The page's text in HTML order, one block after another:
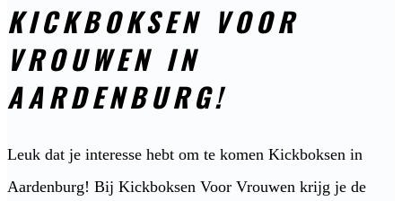
KICKBOKSEN VOOR
VROUWEN IN
AARDENBURG!
Leuk dat je interesse hebt om te komen Kickboksen in
Aardenburg! Bij Kickboksen Voor Vrouwen krijg je de